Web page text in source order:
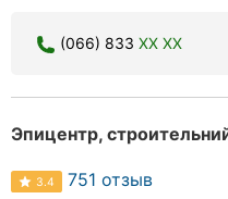
(066) 833 XX XX
Эпицентр,
3.4 751 отзыв